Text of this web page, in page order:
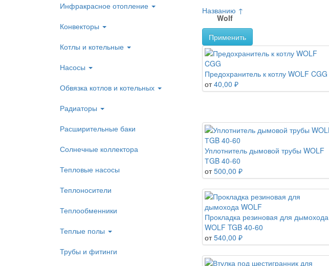
Инфракрасное отопление
Конвекторы
Котлы и котельные
Насосы
Обвязка котлов и котельных
Радиаторы
Расширительные баки
Солнечные коллектора
Тепловые насосы
Теплоносители
Теплообменники
Теплые полы
Трубы и фитинги
Wolf
Названию ↑
Применить
Предохранитель к котлу WOLF CGG
от 40,00 ₽
Уплотнитель дымовой трубы WOLF
ТGB 40-60
от 500,00 ₽
Прокладка резиновая для дымохода
WOLF TGB 40-60
от 540,00 ₽